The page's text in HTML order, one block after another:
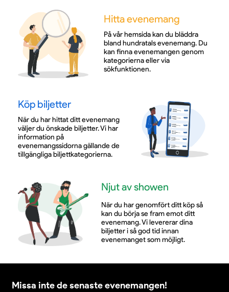
Hitta evenemang
På vår hemsida kan du bläddra
bland hundratals evenemang. Du
kan finna evenemangen genom
kategorierna eller via
sökfunktionen.
Köp biljetter
När du har hittat ditt evenemang
väljer du önskade biljetter. Vi har
information på
evenemangssidorna gällande de
tillgängliga biljettkategorierna.
Njut av showen
När du har genomfört ditt köp så
kan du börja se fram emot ditt
evenemang. Vi levererar dina
biljetter i så god tid innan
evenemanget som möjligt.
Missa inte de senaste evenemangen!